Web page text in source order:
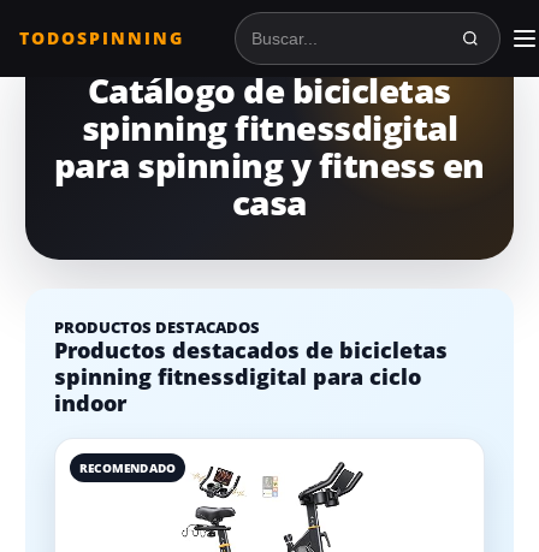
TODOSPINNING Buscar en TodoSpinning
Catálogo de bicicletas
spinning fitnessdigital
para spinning y fitness en
casa
PRODUCTOS DESTACADOS
Productos destacados de bicicletas
spinning fitnessdigital para ciclo
indoor
RECOMENDADO